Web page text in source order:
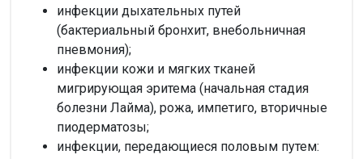
инфекции дыхательных путей
(бактериальный бронхит, внебольничная
пневмония);
инфекции кожи и мягких тканей
мигрирующая эритема (начальная стадия
болезни Лайма), рожа, импетиго, вторичные
пиодерматозы;
инфекции, передающиеся половым путем: